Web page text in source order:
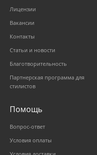
Лицензии
Вакансии
Контакты
Статьи и новости
Благотворительность
Партнерская программа для
стилистов
Помощь
Вопрос-ответ
Условия оплаты